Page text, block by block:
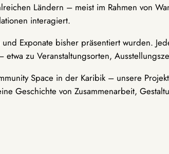
Ländern – meist im Rahmen von
interagiert.
Exponate bisher präsentiert wurden.
zu Veranstaltungsorten,
Space in der Karibik – unsere
Geschichte von Zusammenarbeit,